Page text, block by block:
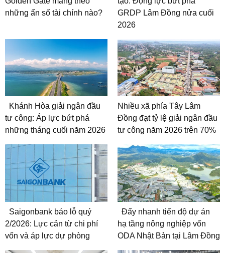
những ẩn số tài chính nào?
GRDP Lâm Đồng nửa cuối
2026
Khánh Hòa giải ngân đầu
tư công: Áp lực bứt phá
những tháng cuối năm 2026
Nhiều xã phía Tây Lâm
Đồng đạt tỷ lệ giải ngân đầu
tư công năm 2026 trên 70%
Saigonbank báo lỗ quý
2/2026: Lực cản từ chi phí
vốn và áp lực dự phòng
Đẩy nhanh tiến độ dự án
hạ tầng nông nghiệp vốn
ODA Nhật Bản tại Lâm Đồng